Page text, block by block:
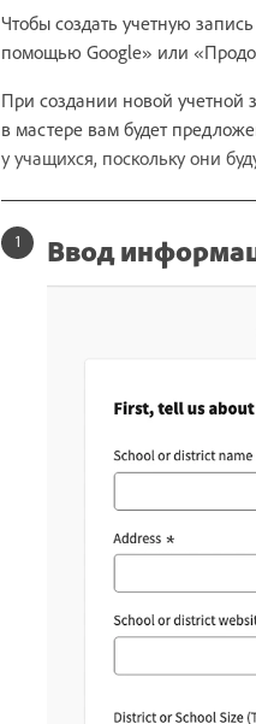
Чтобы создать учетную
помощью Google» или
При создании новой учетной
в мастере вам будет
у учащихся, поскольку они
Ввод